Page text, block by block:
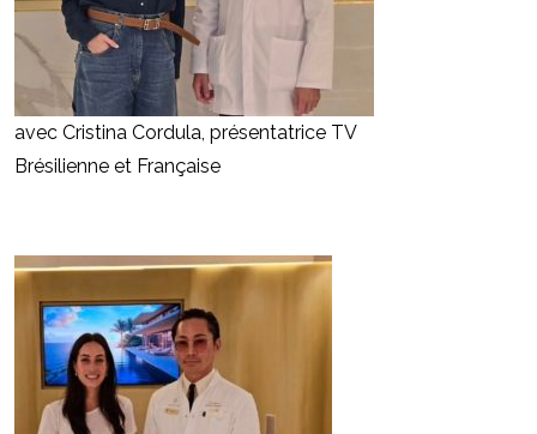
avec Cristina Cordula, présentatrice TV
Brésilienne et Française